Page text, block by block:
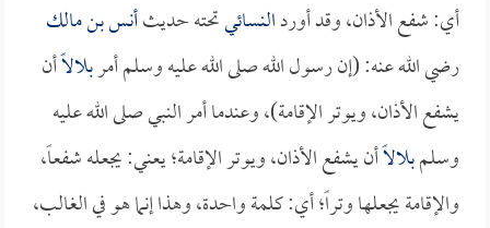
أي: شفع الأذان، وقد أوردالنسائيتحته حديثأنس بن مالك
رضي الله عنه: (إن رسول الله صلى الله عليه وسلم أمربلالاًأن
يشفع الأذان، ويوتر الإقامة)، وعندما أمر النبي صلى الله عليه
وسلمبلالاًأن يشفع الأذان، ويوتر الإقامة؛ يعني: يجعله شفعاً،
والإقامة يجعلها وتراً؛ أي: كلمة واحدة، وهذا إنما هو في الغالب،